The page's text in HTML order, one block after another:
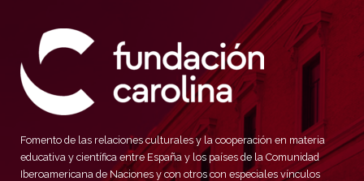
Fomento de las relaciones culturales y la cooperación en materia
educativa y científica entre España y los países de la Comunidad
Iberoamericana de Naciones y con otros con especiales vínculos